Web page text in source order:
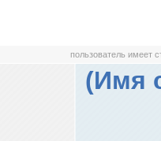
пользователь имеет
(Имя